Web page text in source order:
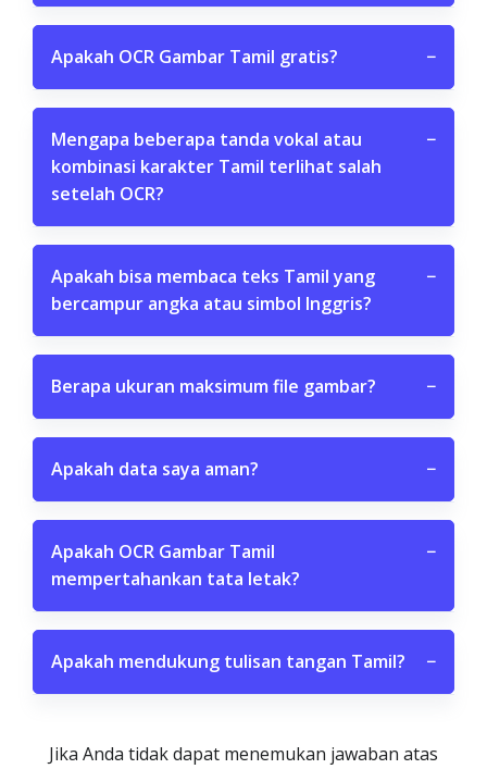
Apakah OCR Gambar Tamil gratis? −
Mengapa beberapa tanda vokal atau
kombinasi karakter Tamil terlihat salah
setelah OCR?
−
Apakah bisa membaca teks Tamil yang
bercampur angka atau simbol Inggris?
−
Berapa ukuran maksimum file gambar? −
Apakah data saya aman? −
Apakah OCR Gambar Tamil
mempertahankan tata letak?
−
Apakah mendukung tulisan tangan Tamil? −
Jika Anda tidak dapat menemukan jawaban atas